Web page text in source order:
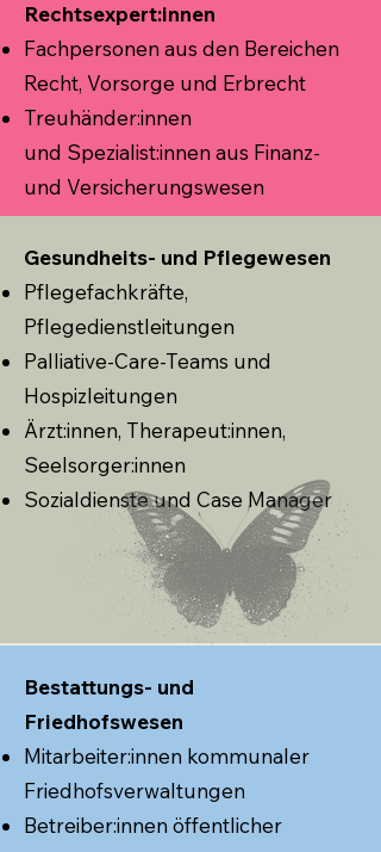
Rechtsexpert:innen
Fachpersonen aus den Bereichen
Recht, Vorsorge und Erbrecht
Treuhänder:innen
und Spezialist:innen aus Finanz-
und Versicherungswesen
Gesundheits- und Pflegewesen
Pflegefachkräfte,
Pflegedienstleitungen
Palliative-Care-Teams und
Hospizleitungen
Ärzt:innen, Therapeut:innen,
Seelsorger:innen
Sozialdienste und Case Manager
Bestattungs- und
Friedhofswesen
Mitarbeiter:innen kommunaler
Friedhofsverwaltungen
Betreiber:innen öffentlicher